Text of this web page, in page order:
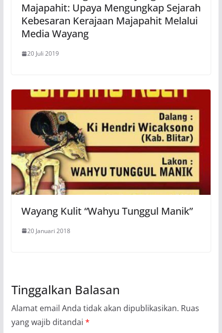
Majapahit: Upaya Mengungkap Sejarah
Kebesaran Kerajaan Majapahit Melalui
Media Wayang
20 Juli 2019
Wayang Kulit “Wahyu Tunggul Manik”
20 Januari 2018
Tinggalkan Balasan
Alamat email Anda tidak akan dipublikasikan. Ruas
yang wajib ditandai *